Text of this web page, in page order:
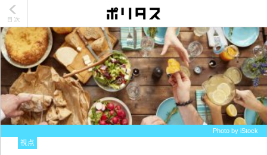
Photo by iStock
視点